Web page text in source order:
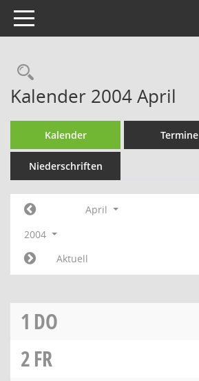
Toggle navigation
Rechercheauswahl
Kalender 2004 April
Kalender Termine
Niederschriften
April
2004
Aktuell
1 DO
2FR